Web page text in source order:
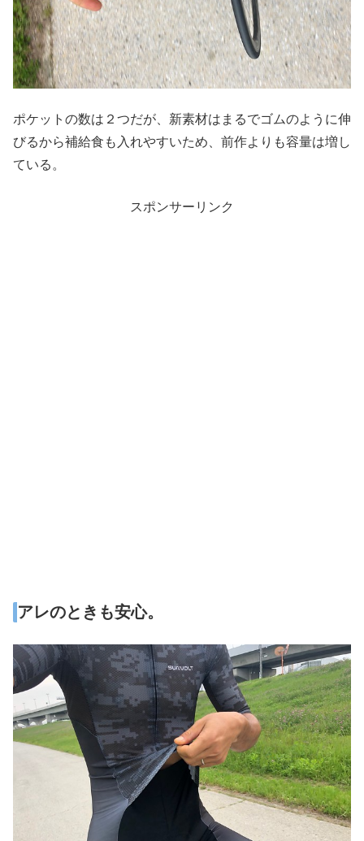
ポケットの数は２つだが、新素材はまるでゴムのように伸
びるから補給食も入れやすいため、前作よりも容量は増し
ている。
スポンサーリンク
アレのときも安心。